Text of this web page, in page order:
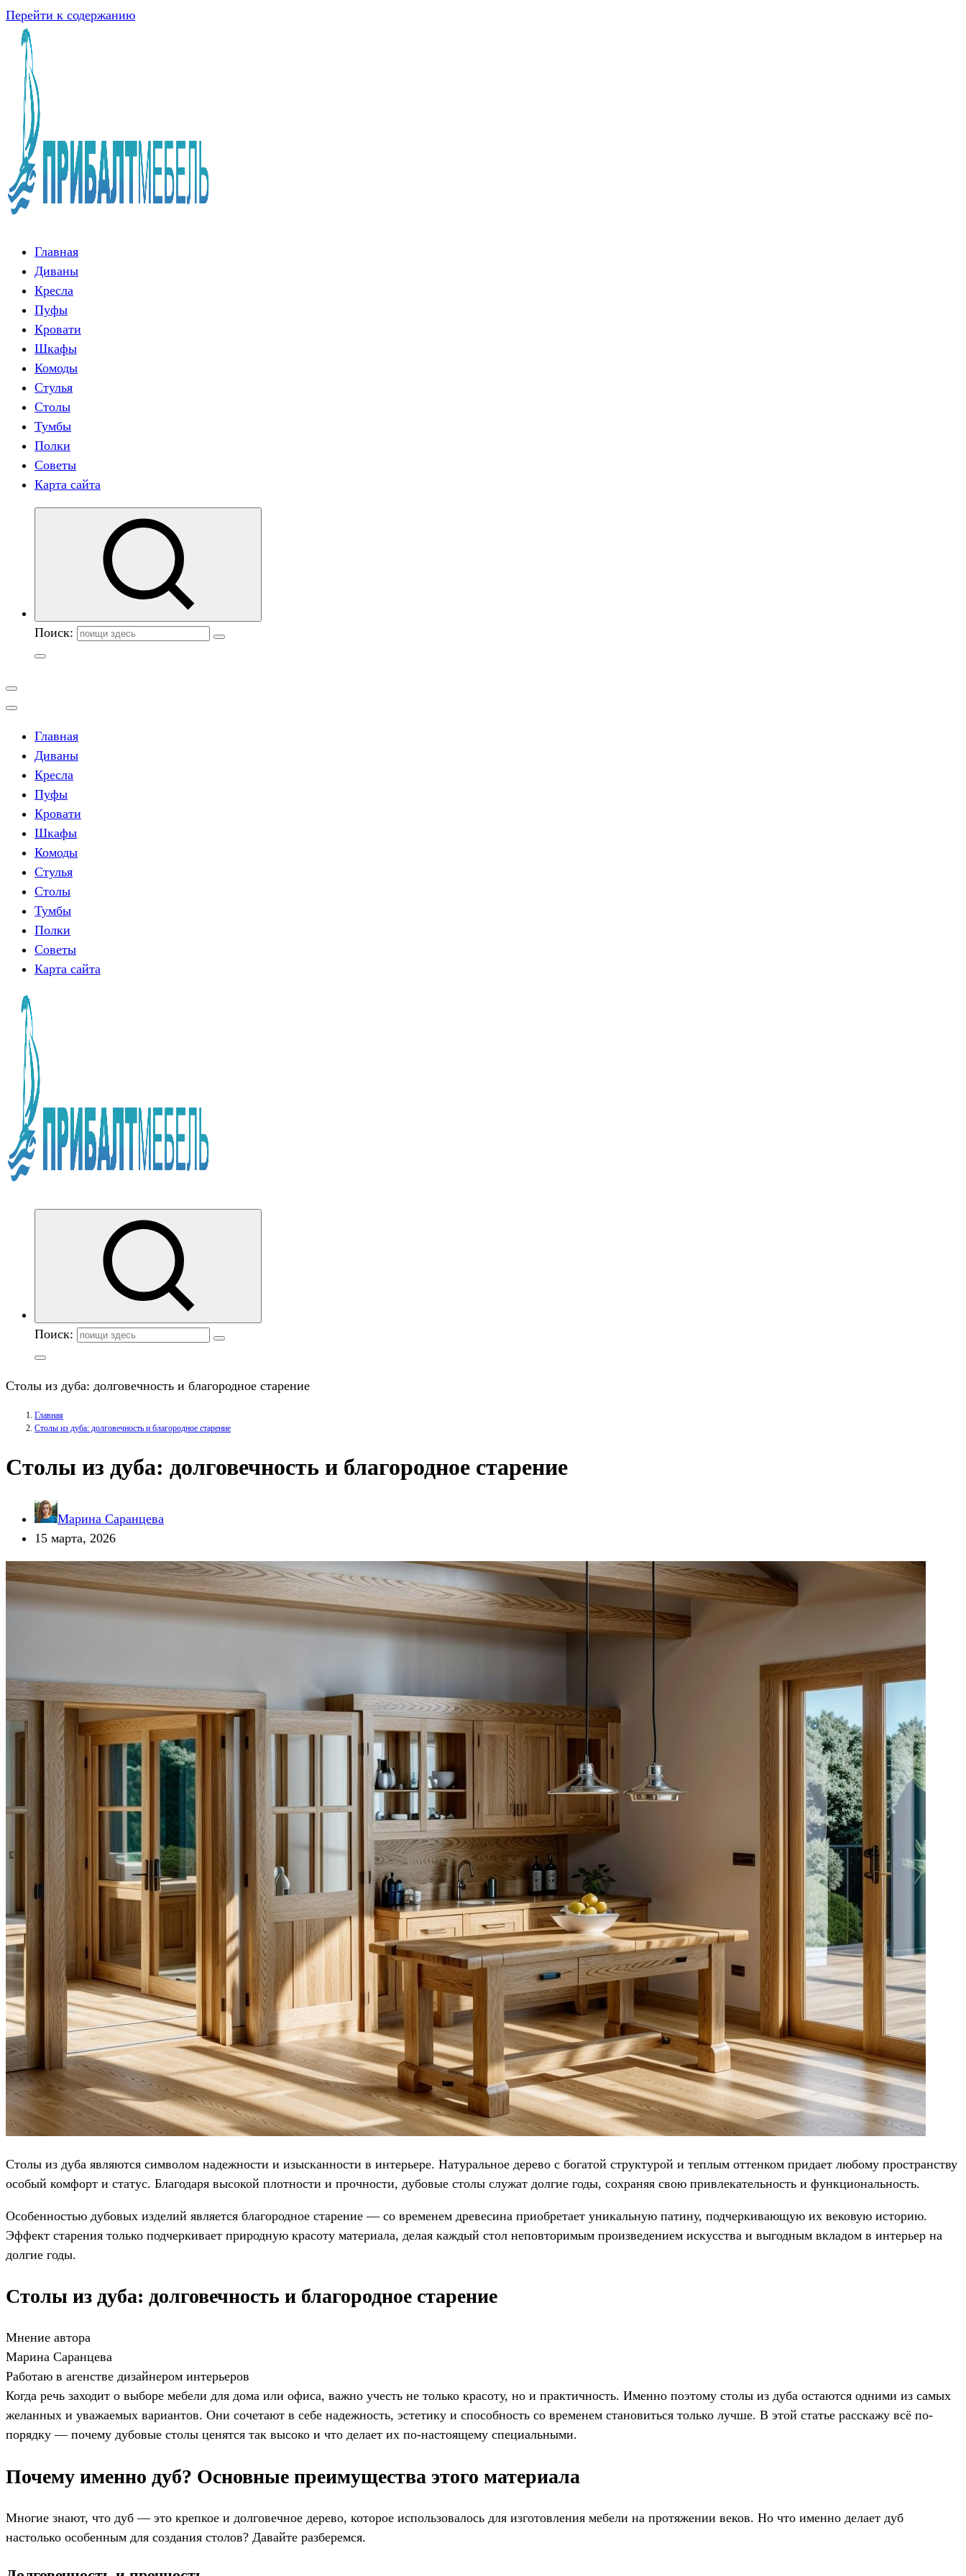
Перейти к содержанию
Главная
Диваны
Кресла
Пуфы
Кровати
Шкафы
Комоды
Стулья
Столы
Тумбы
Полки
Советы
Карта сайта
Поиск:
Главная
Диваны
Кресла
Пуфы
Кровати
Шкафы
Комоды
Стулья
Столы
Тумбы
Полки
Советы
Карта сайта
Поиск:
Столы из дуба: долговечность и благородное старение
Главная
Столы из дуба: долговечность и благородное старение
Столы из дуба: долговечность и благородное старение
Марина Саранцева
15 марта, 2026
Столы из дуба являются символом надежности и изысканности в интерьере. Натуральное дерево с богатой структурой и теплым оттенком придает любому пространству
особый комфорт и статус. Благодаря высокой плотности и прочности, дубовые столы служат долгие годы, сохраняя свою привлекательность и функциональность.
Особенностью дубовых изделий является благородное старение — со временем древесина приобретает уникальную патину, подчеркивающую их вековую историю.
Эффект старения только подчеркивает природную красоту материала, делая каждый стол неповторимым произведением искусства и выгодным вкладом в интерьер на
долгие годы.
Столы из дуба: долговечность и благородное старение
Мнение автора
Марина Саранцева
Работаю в агенстве дизайнером интерьеров
Когда речь заходит о выборе мебели для дома или офиса, важно учесть не только красоту, но и практичность. Именно поэтому столы из дуба остаются одними из самых
желанных и уважаемых вариантов. Они сочетают в себе надежность, эстетику и способность со временем становиться только лучше. В этой статье расскажу всё по-
порядку — почему дубовые столы ценятся так высоко и что делает их по-настоящему специальными.
Почему именно дуб? Основные преимущества этого материала
Многие знают, что дуб — это крепкое и долговечное дерево, которое использовалось для изготовления мебели на протяжении веков. Но что именно делает дуб
настолько особенным для создания столов? Давайте разберемся.